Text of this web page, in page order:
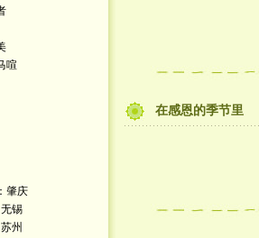
喧
肇庆
锡
州
在感恩的季节里